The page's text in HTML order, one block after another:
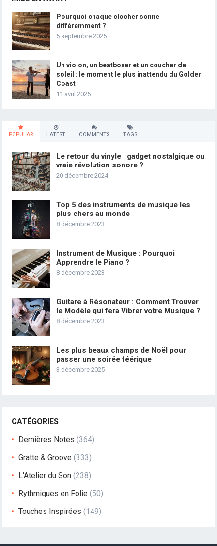
Pourquoi chaque clocher sonne
différemment ?
5 septembre 2025
Un violon, un beatboxer et un coucher de
soleil : le moment le plus inattendu du Golden
Coast
11 avril 2025
POPULAR LATEST COMMENTS TAGS
Le retour du vinyle : gadget nostalgique ou
vraie révolution sonore ?
20 décembre 2024
Top 5 des instruments de musique les
plus chers au monde
8 décembre 2023
Instrument de Musique : Pourquoi
Apprendre le Piano ?
8 décembre 2023
Guitare à Résonateur : Comment Trouver
le Modèle qui fera Vibrer votre Musique ?
8 décembre 2023
Les plus beaux champs de Noël pour
passer une soirée féérique
3 décembre 2025
CATÉGORIES
Dernières Notes (364)
Gratte & Groove (333)
L'Atelier du Son (238)
Rythmiques en Folie (50)
Touches Inspirées (149)